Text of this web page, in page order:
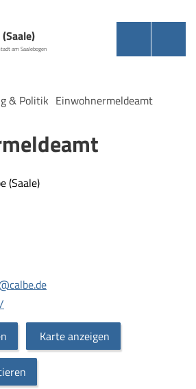
am Saalebogen
& Politik Einwohnermeldeamt
(Saale)
Karte anzeigen